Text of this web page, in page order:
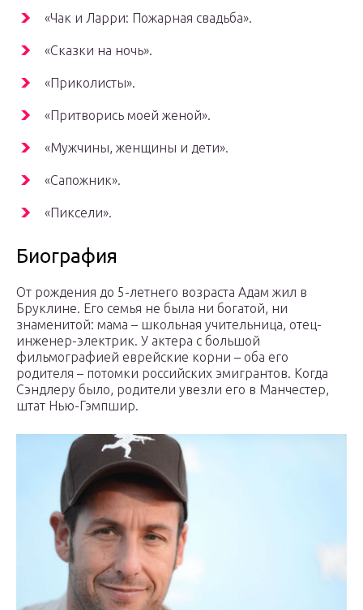
«Чак и Ларри: Пожарная свадьба».
«Сказки на ночь».
«Приколисты».
«Притворись моей женой».
«Мужчины, женщины и дети».
«Сапожник».
«Пиксели».
Биография
От рождения до 5-летнего возраста Адам жил в
Бруклине. Его семья не была ни богатой, ни
знаменитой: мама – школьная учительница, отец-
инженер-электрик. У актера с большой
фильмографией еврейские корни – оба его
родителя – потомки российских эмигрантов. Когда
Сэндлеру было, родители увезли его в Манчестер,
штат Нью-Гэмпшир.